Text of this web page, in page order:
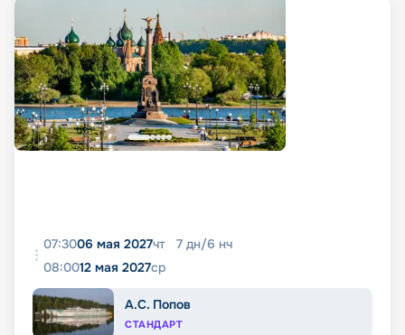
07:3006 мая 2027чт 7 дн/6 нч
08:0012 мая 2027ср
А.С. Попов
СТАНДАРТ